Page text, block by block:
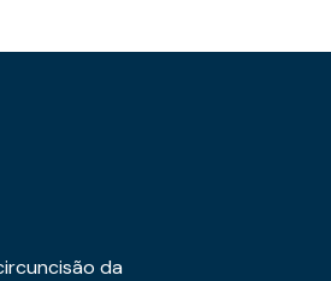
da